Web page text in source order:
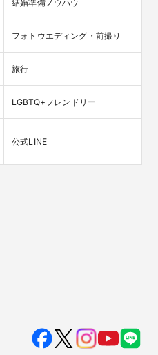
結婚準備ノウハウ
フォトウエディング・前撮り
旅行
LGBTQ+フレンドリー
公式LINE